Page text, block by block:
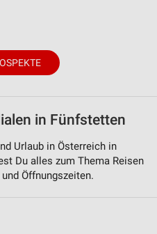
in Fünfstetten
Urlaub in Österreich in
Du alles zum Thema Reisen
Öffnungszeiten.
Inhalten
Statistiken oder
der Angebote